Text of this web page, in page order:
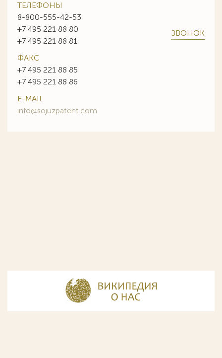
ТЕЛЕФОНЫ
8-800-555-42-53
+7 495 221 88 80
+7 495 221 88 81
ЗВОНОК
ФАКС
+7 495 221 88 85
+7 495 221 88 86
E-MAIL
info@sojuzpatent.com